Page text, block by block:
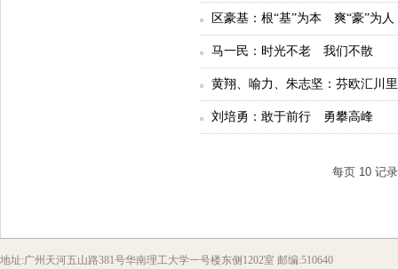
区豪基：根“基”为本 爽“豪”为人
马一民：时光不老 我们不散
黄翔、喻力、朱志坚：芬欧汇川
刘培勇：敢于前行 勇攀高峰
每页 10 记
地址:广州天河五山路381号华南理工大学一号楼东侧1202室 邮编:510640